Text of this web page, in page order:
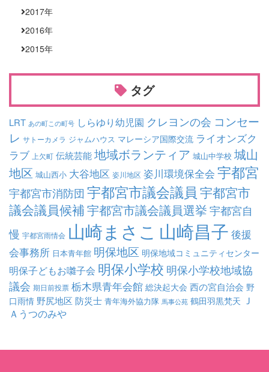
2017年
2016年
2015年
タグ
LRT あの町この町号 しらゆり幼児園 クレヨンの会 コンセー
レ サトーカメラ ジャムハウス マレーシア国際交流 ライオンズク
ラブ 上欠町 伝統芸能地域ボランティア 城山中学校 城山
地区 城山西小 大谷地区 姿川地区 姿川環境保全会 宇都宮
宇都宮市消防団 宇都宮市議会議員 宇都宮市
議会議員候補宇都宮市議会議員選挙 宇都宮自
慢 宇都宮雨情会 山崎まさこ 山崎昌子 後援
会事務所 日本青年館 明保地区 明保地域コミュニティセンター
明保子どもお囃子会 明保小学校 明保小学校地域協
議会 期日前投票 栃木県青年会館 総決起大会 西の宮自治会 野
口雨情 野尻地区 防災士 青年海外協力隊 馬事公苑 鶴田羽黒梵天
Ｊ
Ａうつのみや